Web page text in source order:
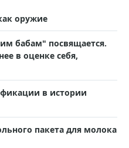
оружие
бабам" посвящается.
в оценке себя,
в истории
пакета для молока